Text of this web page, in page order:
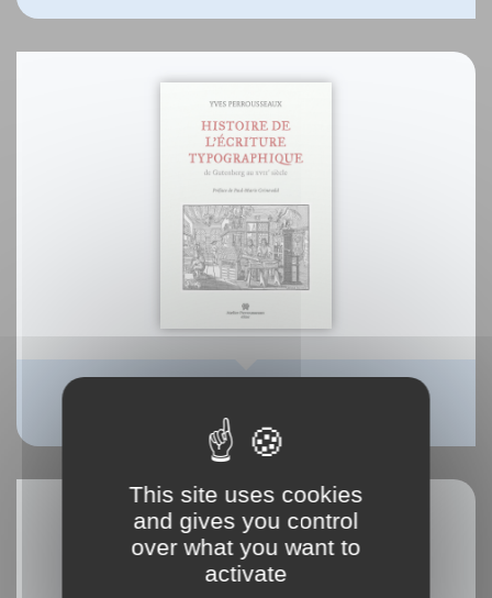
This site uses cookies
and gives you control
over what you want to
activate